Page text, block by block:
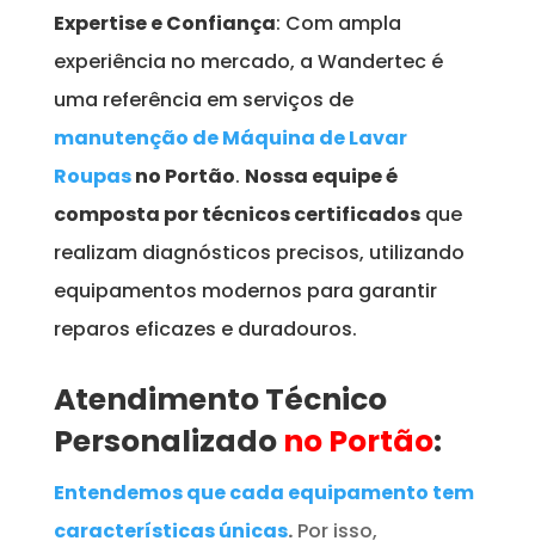
Expertise e Confiança: Com ampla
experiência no mercado, a Wandertec é
uma referência em serviços de
manutenção de Máquina de Lavar
Roupasno Portão. Nossa equipe é
composta por técnicos certificadosque
realizam diagnósticos precisos, utilizando
equipamentos modernos para garantir
reparos eficazes e duradouros.
Atendimento Técnico
Personalizado no Portão:
Entendemos que cada equipamento tem
características únicas.Por isso,